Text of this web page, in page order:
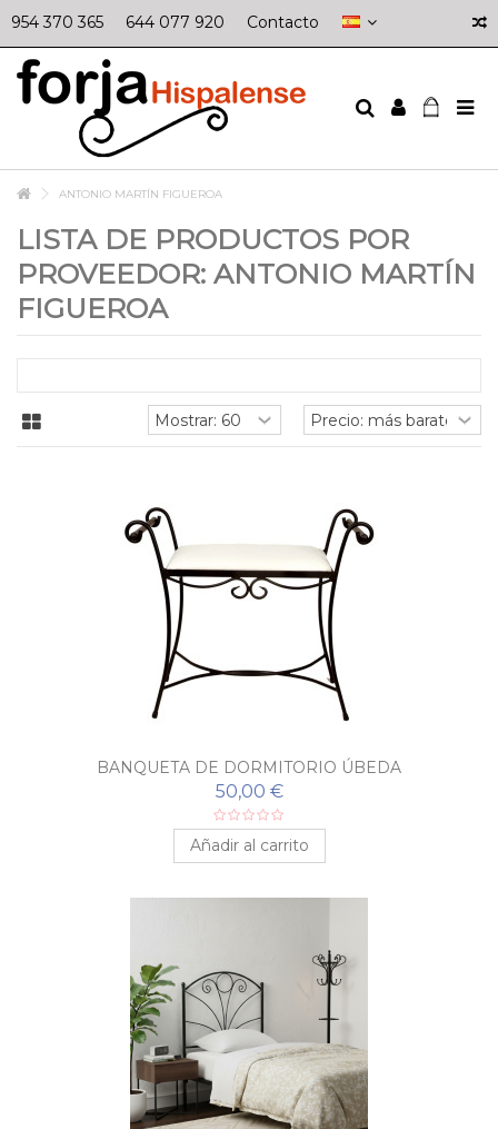
954 370 365 644 077 920 Contacto
ANTONIO MARTÍN FIGUEROA
LISTA DE PRODUCTOS POR
PROVEEDOR: ANTONIO MARTÍN
FIGUEROA
BANQUETA DE DORMITORIO ÚBEDA
50,00 €
Añadir al carrito